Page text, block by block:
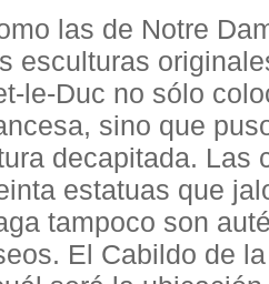
las de Notre
esculturas
le-Duc no sólo
sino que
decapitada. Las
estatuas que
tampoco son
El Cabildo de